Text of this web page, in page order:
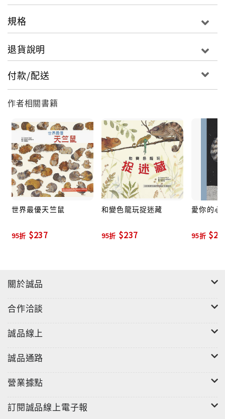
將攜手編織一場真摯的友誼故事。即使是不一樣的
動物也能成為好友，為對方付出真心，正是友情的
真諦。
小故事大啟發
這個世界上有許多各式各樣不同的物種，也有許多
不同的人們，有高的人、矮的人、喜歡吃飯的人、
喜歡吃麵包的人……，這一切讓世界多采多姿，可
惜我們有時抱著「非族類，其心必異」的想法，拒
絕和不一樣的人往來，忘記大家都有同樣真誠且善
良的內心。本書鳥類的雞和犬族的狗相遇了，雖然
他們的族群不同，目標也不同，卻能夠放開心胸、
相互理解，成為真正的朋友。這對不一樣的朋友的
故事值得我們深思。
◎總編評介1.畫風評介：
一如往常的卡特琳･莎樂爾畫風，主要角色們用有
著蠟筆粗糙的筆觸層層多疊，製造出毛髮的絨毛感
角。簡單的背景，由大色塊與蠟筆線條組成，既不
顏色的運用上，背景的大色塊完美的詮釋出了角色
當下的情緒，由此可見繪者的厲害。
2.故事評介：
照時序推進故事，但本書卻直接從對話切入，讓人
式開始，同時運用戲劇的元素，快速地轉場，省去
規格
退貨說明
付款/配送
作者相關書籍
世界最優天竺鼠
95折 $237
和變色龍玩捉迷藏
95折 $237
愛你的心
95折
關於誠品
合作洽談
誠品線上
誠品通路
營業據點
訂閱誠品線上電子報